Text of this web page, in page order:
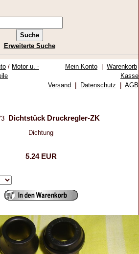
Erweiterte Suche
/ Motor u. -
Mein Konto Warenkorb
Kasse
Versand
Datenschutz AGB
Dichtstück Druckregler-ZK
Dichtung
5.24 EUR